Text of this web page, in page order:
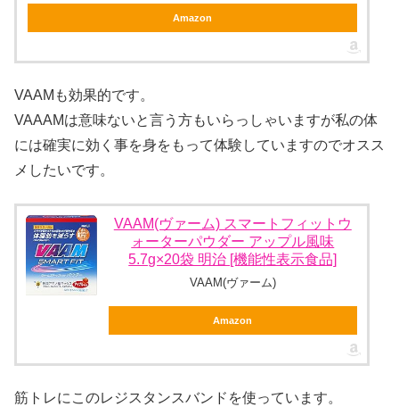
Amazon
VAAMも効果的です。
VAAAMは意味ないと言う方もいらっしゃいますが私の体
には確実に効く事を身をもって体験していますのでオスス
メしたいです。
VAAM(ヴァーム) スマートフィットウ
ォーターパウダー アップル風味
5.7g×20袋 明治 [機能性表示食品]
VAAM(ヴァーム)
Amazon
筋トレにこのレジスタンスバンドを使っています。